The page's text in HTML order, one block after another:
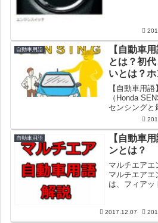
自動車用語
【自動車
とは？初
いとは？
と歴史ま
ュ・ヴァ
【自動車用
（Honda
センシングと
いとは？ホ
は？これま
ホンダセン
察してみた。
自動車用語
【自動車
ンとは？
マルチエアエ
マルチエアエ
は、フィアッ
子制御油圧駆
2017.12.07